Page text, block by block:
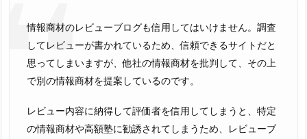
情報商材のレビューブログも信用してはいけません。調査
してレビューが書かれているため、信頼できるサイトだと
思ってしまいますが、他社の情報商材を批判して、その上
で別の情報商材を提案しているのです。
レビュー内容に納得して評価者を信用してしまうと、特定
の情報商材や高額塾に勧誘されてしまうため、レビューブ